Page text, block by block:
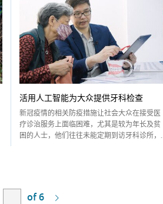
活用人工智能为大众提供牙科检查
新冠疫情的相关防疫措施让社会大众在接受医
疗诊治服务上面临困难，尤其是较为年长及贫
困的人士，他们往往未能定期到访牙科诊所，...
of 6